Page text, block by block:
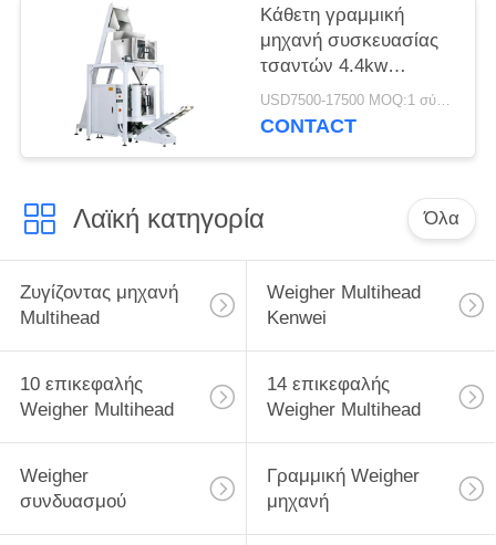
Κάθετη γραμμική
μηχανή συσκευασίας
τσαντών 4.4kw
αυτόματη
USD7500-17500 MOQ:1 σύνολο
CONTACT
Λαϊκή κατηγορία Όλα
Ζυγίζοντας μηχανή
Multihead
Weigher Multihead
Kenwei
10 επικεφαλής
Weigher Multihead
14 επικεφαλής
Weigher Multihead
Weigher
συνδυασμού
Γραμμική Weigher
μηχανή